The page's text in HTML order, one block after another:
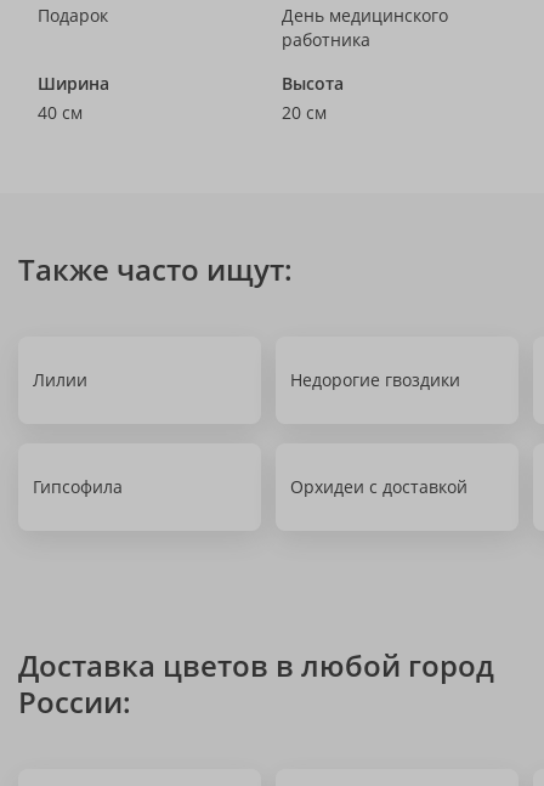
Подарок
День медицинского
работника
Ширина
40 см
Высота
20 см
Также часто ищут:
Лилии Недорогие гвоздики
Гипсофила Орхидеи с доставкой
Доставка цветов в любой город
России: